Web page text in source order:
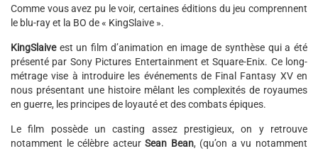
Comme vous avez pu le voir, certaines éditions du jeu comprennent
le blu-ray et la BO de « KingSlaive ».
KingSlaiveest un film d’animation en image de synthèse qui a été
présenté par Sony Pictures Entertainment et Square-Enix. Ce long-
métrage vise à introduire les événements de Final Fantasy XV en
nous présentant une histoire mêlant les complexités de royaumes
en guerre, les principes de loyauté et des combats épiques.
Le film possède un casting assez prestigieux, on y retrouve
notamment le célèbre acteurSean Bean, (qu’on a vu notamment